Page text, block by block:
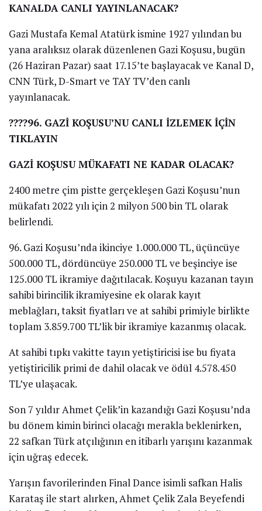
KANALDA CANLI YAYINLANACAK?
Gazi Mustafa Kemal Atatürk ismine 1927 yılından bu
yana aralıksız olarak düzenlenen Gazi Koşusu, bugün
(26 Haziran Pazar) saat 17.15’te başlayacak ve Kanal D,
CNN Türk, D-Smart ve TAY TV’den canlı
yayınlanacak.
????96. GAZİ KOŞUSU’NU CANLI İZLEMEK İÇİN
TIKLAYIN
GAZİ KOŞUSU MÜKAFATI NE KADAR OLACAK?
2400 metre çim pistte gerçekleşen Gazi Koşusu’nun
mükafatı 2022 yılı için 2 milyon 500 bin TL olarak
belirlendi.
96. Gazi Koşusu’nda ikinciye 1.000.000 TL, üçüncüye
500.000 TL, dördüncüye 250.000 TL ve beşinciye ise
125.000 TL ikramiye dağıtılacak. Koşuyu kazanan tayın
sahibi birincilik ikramiyesine ek olarak kayıt
meblağları, taksit fiyatları ve at sahibi primiyle birlikte
toplam 3.859.700 TL’lik bir ikramiye kazanmış olacak.
At sahibi tıpkı vakitte tayın yetiştiricisi ise bu fiyata
yetiştiricilik primi de dahil olacak ve ödül 4.578.450
TL’ye ulaşacak.
Son 7 yıldır Ahmet Çelik’in kazandığı Gazi Koşusu’nda
bu dönem kimin birinci olacağı merakla beklenirken,
22 safkan Türk atçılığının en itibarlı yarışını kazanmak
için uğraş edecek.
Yarışın favorilerinden Final Dance isimli safkan Halis
Karataş ile start alırken, Ahmet Çelik Zala Beyefendi